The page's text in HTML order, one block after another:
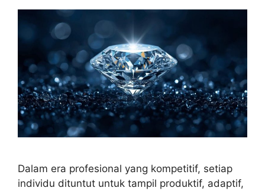
Dalam era profesional yang kompetitif, setiap
individu dituntut untuk tampil produktif, adaptif,